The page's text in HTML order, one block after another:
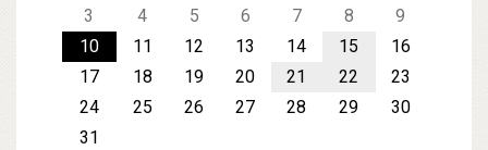
3
4 5 6 7 8
9
10
11 12 13 14 15
16
17
18 19 20 21 22
23
24
25 26 27 28 29
30
31